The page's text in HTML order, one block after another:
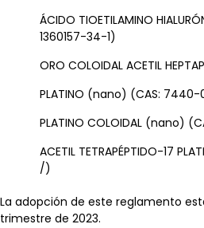
ÁCIDO TIOETILAMINO
1360157-34-1)
ORO COLOIDAL ACETIL
PLATINO (nano) (CAS:
PLATINO COLOIDAL (nano)
ACETIL TETRAPÉPTIDO-17
/)
La adopción de este reglamento
trimestre de 2023.